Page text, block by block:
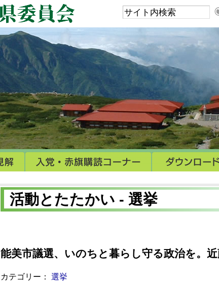
活動とたたかい - 選挙
能美市議選、いのちと暮らし守る政治を。
カテゴリー： 選挙